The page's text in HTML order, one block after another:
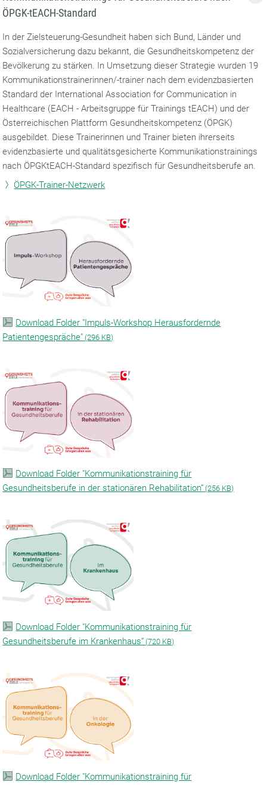
ÖPGK-tEACH-Standard
In der Zielsteuerung-Gesundheit haben sich Bund, Länder und
Sozialversicherung dazu bekannt, die Gesundheitskompetenz der
Bevölkerung zu stärken. In Umsetzung dieser Strategie wurden 19
Kommunikationstrainerinnen/-trainer nach dem evidenzbasierten
Standard der International Association for Communication in
Healthcare (EACH - Arbeitsgruppe für Trainings tEACH) und der
Österreichischen Plattform Gesundheitskompetenz (ÖPGK)
ausgebildet. Diese Trainerinnen und Trainer bieten ihrerseits
evidenzbasierte und qualitätsgesicherte Kommunikationstrainings
nach ÖPGKtEACH-Standard spezifisch für Gesundheitsberufe an.
ÖPGK-Trainer-Netzwerk
Download Folder "Impuls-Workshop Herausfordernde
Patientengespräche" (296 KB)
Download Folder "Kommunikationstraining für
Gesundheitsberufe in der stationären Rehabilitation“ (256 KB)
Download Folder "Kommunikationstraining für
Gesundheitsberufe im Krankenhaus“ (720 KB)
Download Folder "Kommunikationstraining für